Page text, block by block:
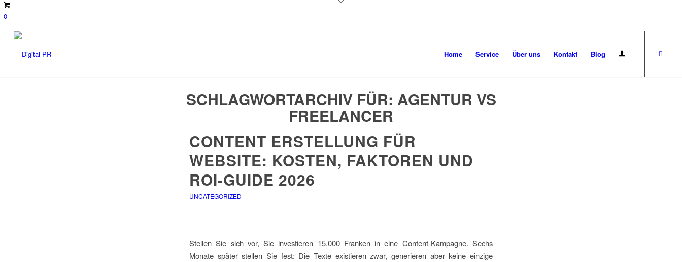
0
Home Service Über uns Kontakt Blog
SCHLAGWORTARCHIV FÜR: AGENTUR VS
FREELANCER
CONTENT ERSTELLUNG FÜR
WEBSITE: KOSTEN, FAKTOREN UND
ROI-GUIDE 2026
UNCATEGORIZED
Stellen Sie sich vor, Sie investieren 15.000 Franken in eine Content-Kampagne. Sechs
Monate später stellen Sie fest: Die Texte existieren zwar, generieren aber keine einzige